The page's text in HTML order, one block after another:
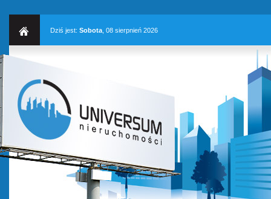
Dziś jest: Sobota , 08 sierpnień 2026